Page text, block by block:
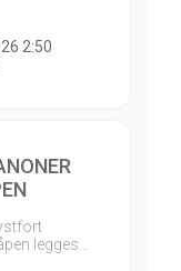
2:50
legges…